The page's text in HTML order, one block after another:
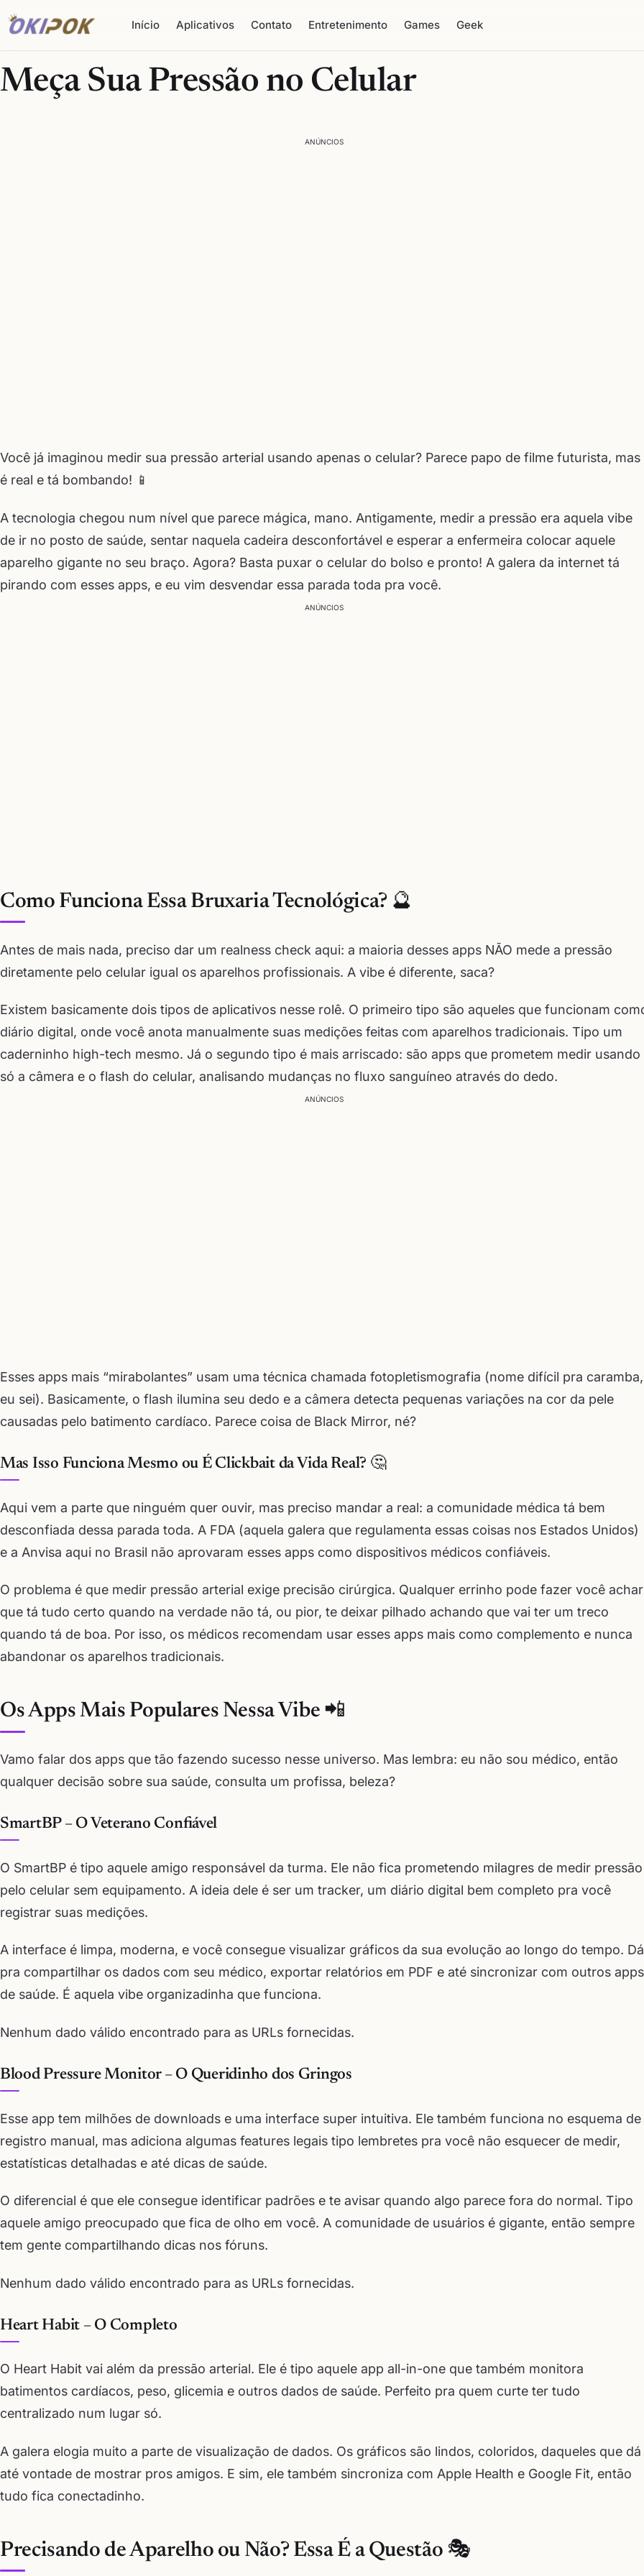
Início Aplicativos Contato Entretenimento Games Geek
Meça Sua Pressão no Celular
ANÚNCIOS
Você já imaginou medir sua pressão arterial usando apenas o celular? Parece papo de filme futurista, mas
é real e tá bombando! 📱
A tecnologia chegou num nível que parece mágica, mano. Antigamente, medir a pressão era aquela vibe
de ir no posto de saúde, sentar naquela cadeira desconfortável e esperar a enfermeira colocar aquele
aparelho gigante no seu braço. Agora? Basta puxar o celular do bolso e pronto! A galera da internet tá
pirando com esses apps, e eu vim desvendar essa parada toda pra você.
ANÚNCIOS
Como Funciona Essa Bruxaria Tecnológica? 🔮
Antes de mais nada, preciso dar um realness check aqui: a maioria desses apps NÃO mede a pressão
diretamente pelo celular igual os aparelhos profissionais. A vibe é diferente, saca?
Existem basicamente dois tipos de aplicativos nesse rolê. O primeiro tipo são aqueles que funcionam
diário digital, onde você anota manualmente suas medições feitas com aparelhos tradicionais. Tipo um
caderninho high-tech mesmo. Já o segundo tipo é mais arriscado: são apps que prometem medir usando
só a câmera e o flash do celular, analisando mudanças no fluxo sanguíneo através do dedo.
ANÚNCIOS
Esses apps mais “mirabolantes” usam uma técnica chamada fotopletismografia (nome difícil pra caramba,
eu sei). Basicamente, o flash ilumina seu dedo e a câmera detecta pequenas variações na cor da pele
causadas pelo batimento cardíaco. Parece coisa de Black Mirror, né?
Mas Isso Funciona Mesmo ou É Clickbait da Vida Real? 🤔
Aqui vem a parte que ninguém quer ouvir, mas preciso mandar a real: a comunidade médica tá bem
desconfiada dessa parada toda. A FDA (aquela galera que regulamenta essas coisas nos Estados Unidos)
e a Anvisa aqui no Brasil não aprovaram esses apps como dispositivos médicos confiáveis.
O problema é que medir pressão arterial exige precisão cirúrgica. Qualquer errinho pode fazer você achar
que tá tudo certo quando na verdade não tá, ou pior, te deixar pilhado achando que vai ter um treco
quando tá de boa. Por isso, os médicos recomendam usar esses apps mais como complemento e nunca
abandonar os aparelhos tradicionais.
Os Apps Mais Populares Nessa Vibe 📲
Vamo falar dos apps que tão fazendo sucesso nesse universo. Mas lembra: eu não sou médico, então
qualquer decisão sobre sua saúde, consulta um profissa, beleza?
SmartBP – O Veterano Confiável
O SmartBP é tipo aquele amigo responsável da turma. Ele não fica prometendo milagres de medir pressão
pelo celular sem equipamento. A ideia dele é ser um tracker, um diário digital bem completo pra você
registrar suas medições.
A interface é limpa, moderna, e você consegue visualizar gráficos da sua evolução ao longo do tempo. Dá
pra compartilhar os dados com seu médico, exportar relatórios em PDF e até sincronizar com outros apps
de saúde. É aquela vibe organizadinha que funciona.
Nenhum dado válido encontrado para as URLs fornecidas.
Blood Pressure Monitor – O Queridinho dos Gringos
Esse app tem milhões de downloads e uma interface super intuitiva. Ele também funciona no esquema de
registro manual, mas adiciona algumas features legais tipo lembretes pra você não esquecer de medir,
estatísticas detalhadas e até dicas de saúde.
O diferencial é que ele consegue identificar padrões e te avisar quando algo parece fora do normal. Tipo
aquele amigo preocupado que fica de olho em você. A comunidade de usuários é gigante, então sempre
tem gente compartilhando dicas nos fóruns.
Nenhum dado válido encontrado para as URLs fornecidas.
Heart Habit – O Completo
O Heart Habit vai além da pressão arterial. Ele é tipo aquele app all-in-one que também monitora
batimentos cardíacos, peso, glicemia e outros dados de saúde. Perfeito pra quem curte ter tudo
centralizado num lugar só.
A galera elogia muito a parte de visualização de dados. Os gráficos são lindos, coloridos, daqueles que dá
até vontade de mostrar pros amigos. E sim, ele também sincroniza com Apple Health e Google Fit, então
tudo fica conectadinho.
Precisando de Aparelho ou Não? Essa É a Questão 🎭